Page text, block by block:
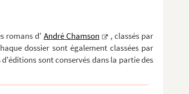
romans d' André Chamson
, classés par
dossier sont également classées par
sont conservés dans la partie des